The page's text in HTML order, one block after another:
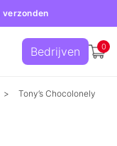
verzonden
Bedrijven 0
Tony’s Chocolonely